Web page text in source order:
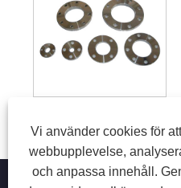
Vi använder cookies för
webbupplevelse,
och anpassa innehåll.